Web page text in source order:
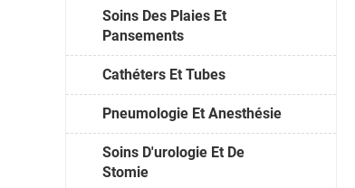
Soins Des Plaies Et
Pansements
Cathéters Et Tubes
Pneumologie Et Anesthésie
Soins D'urologie Et De
Stomie